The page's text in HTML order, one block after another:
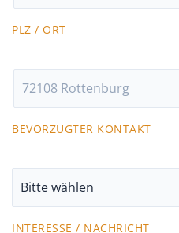
PLZ / ORT
BEVORZUGTER KONTAKT
INTERESSE / NACHRICHT